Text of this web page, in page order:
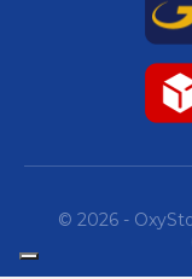
© 2026 -